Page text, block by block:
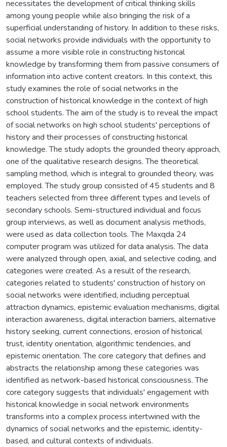
necessitates the development of critical thinking skills
among young people while also bringing the risk of a
superficial understanding of history. In addition to these risks,
social networks provide individuals with the opportunity to
assume a more visible role in constructing historical
knowledge by transforming them from passive consumers of
information into active content creators. In this context, this
study examines the role of social networks in the
construction of historical knowledge in the context of high
school students. The aim of the study is to reveal the impact
of social networks on high school students' perceptions of
history and their processes of constructing historical
knowledge. The study adopts the grounded theory approach,
one of the qualitative research designs. The theoretical
sampling method, which is integral to grounded theory, was
employed. The study group consisted of 45 students and 8
teachers selected from three different types and levels of
secondary schools. Semi-structured individual and focus
group interviews, as well as document analysis methods,
were used as data collection tools. The Maxqda 24
computer program was utilized for data analysis. The data
were analyzed through open, axial, and selective coding, and
categories were created. As a result of the research,
categories related to students' construction of history on
social networks were identified, including perceptual
attraction dynamics, epistemic evaluation mechanisms, digital
interaction awareness, digital interaction barriers, alternative
history seeking, current connections, erosion of historical
trust, identity orientation, algorithmic tendencies, and
epistemic orientation. The core category that defines and
abstracts the relationship among these categories was
identified as network-based historical consciousness. The
core category suggests that individuals' engagement with
historical knowledge in social network environments
transforms into a complex process intertwined with the
dynamics of social networks and the epistemic, identity-
based, and cultural contexts of individuals.